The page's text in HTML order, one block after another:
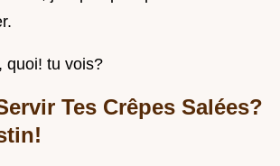
quoi! tu vois?
Tes Crêpes Salées?